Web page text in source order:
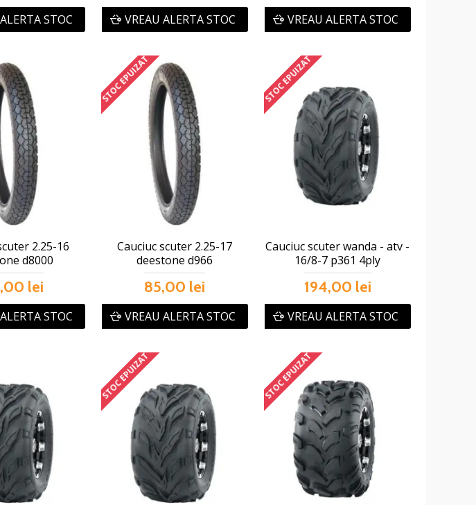
STOC VREAU ALERTA STOC VREAU ALERTA STOC
2.25-16
d8000
lei
STOC
STOC EPUIZAT
Cauciuc scuter 2.25-17
deestone d966
85,00 lei
VREAU ALERTA STOC
STOC EPUIZAT
Cauciuc scuter wanda - atv -
16/8-7 p361 4ply
194,00 lei
VREAU ALERTA STOC
STOC EPUIZAT STOC EPUIZAT